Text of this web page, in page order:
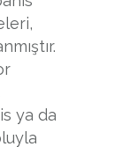
ya da